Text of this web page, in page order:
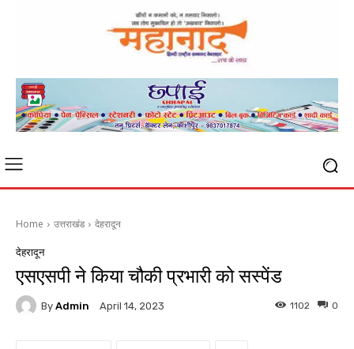
Home उत्तराखंड देहरादून
देहरादून
एसएसपी ने किया चौकी प्रभारी को सस्पेंड
By Admin April 14, 2023 0
1102